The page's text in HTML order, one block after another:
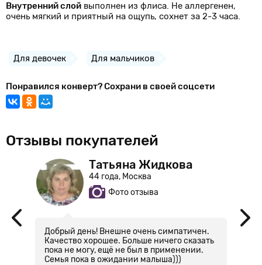
Внутренний слой выполнен из флиса. Не аллергенен,
очень мягкий и приятный на ощупь, сохнет за 2-3 часа.
Для девочек Для мальчиков
Понравился конверт? Сохрани в своей соцсети
Отзывы покупателей
Татьяна Жидкова
44 года, Москва
Фото отзыва
Добрый день! Внешне очень симпатичен.
Качество хорошее. Больше ничего сказать
пока не могу, ещё не был в применении.
Семья пока в ожидании малыша)))